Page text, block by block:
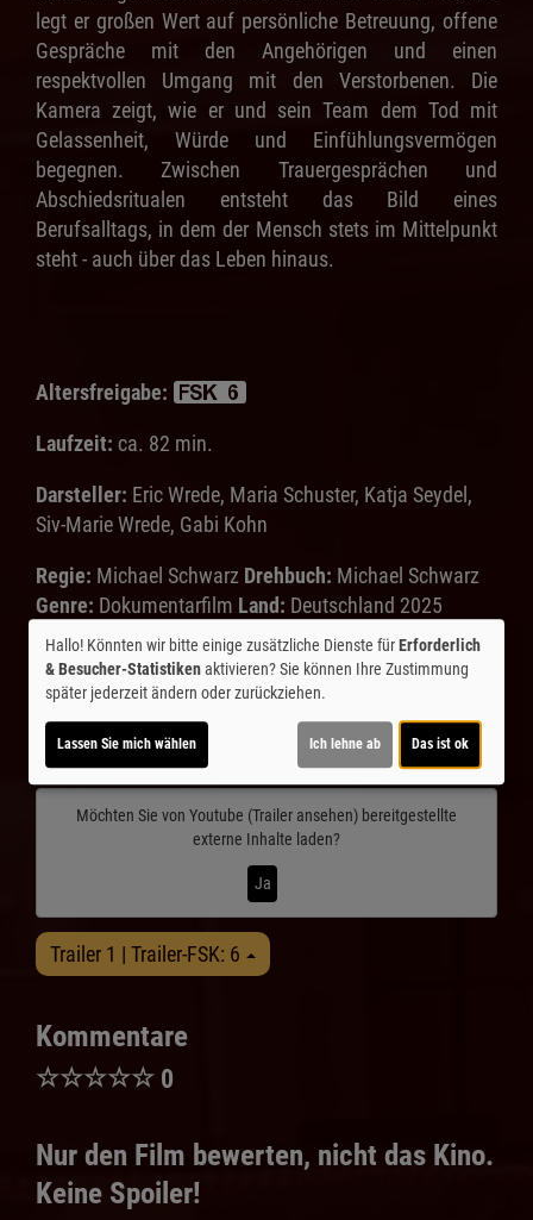
legt er großen Wert auf persönliche Betreuung, offene
Gespräche mit den Angehörigen und einen
respektvollen Umgang mit den Verstorbenen. Die
Kamera zeigt, wie er und sein Team dem Tod mit
Gelassenheit, Würde und Einfühlungsvermögen
begegnen. Zwischen Trauergesprächen und
Abschiedsritualen entsteht das Bild eines
Berufsalltags, in dem der Mensch stets im Mittelpunkt
steht - auch über das Leben hinaus.
Altersfreigabe:
Laufzeit: ca. 82 min.
Darsteller: Eric Wrede, Maria Schuster, Katja Seydel,
Siv-Marie Wrede, Gabi Kohn
Regie: Michael Schwarz Drehbuch: Michael Schwarz
Genre: Dokumentarfilm Land: Deutschland 2025
Verleih: mindjazz pictures
Inhalte zum Teil von
© CINEPROG ...macht Lust auf Ihr Kino!
Möchten Sie von Youtube (Trailer ansehen) bereitgestellte
externe Inhalte laden?
Ja
Trailer 1 | Trailer-FSK: 6
Kommentare
☆☆☆☆☆ 0
Nur den Film bewerten, nicht das Kino.
Keine Spoiler!
Hallo! Könnten wir bitte einige zusätzliche Dienste fürErforderlich
& Besucher-Statistikenaktivieren? Sie können Ihre Zustimmung
später jederzeit ändern oder zurückziehen.
Lassen Sie mich wählen Ich lehne ab Das ist ok